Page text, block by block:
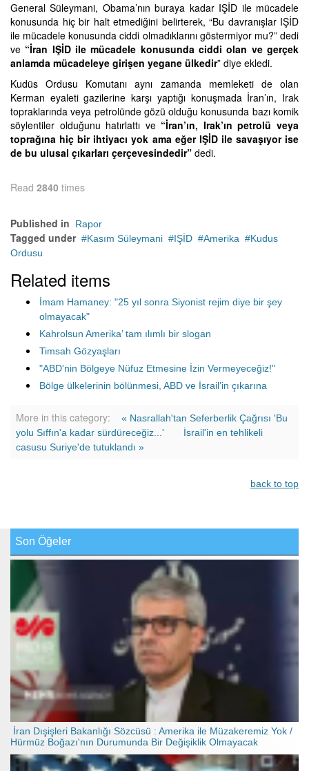
General Süleymani, Obama’nın buraya kadar IŞİD ile mücadele
konusunda hiç bir halt etmediğini belirterek, “Bu davranışlar IŞİD
ile mücadele konusunda ciddi olmadıklarını göstermiyor mu?” dedi
ve “İran IŞİD ile mücadele konusunda ciddi olan ve gerçek
anlamda mücadeleye girişen yegane ülkedir” diye ekledi.
Kudüs Ordusu Komutanı aynı zamanda memleketi de olan
Kerman eyaleti gazilerine karşı yaptığı konuşmada İran’ın, Irak
topraklarında veya petrolünde gözü olduğu konusunda bazı komik
söylentiler olduğunu hatırlattı ve “İran’ın, Irak’ın petrolü veya
toprağına hiç bir ihtiyacı yok ama eğer IŞİD ile savaşıyor ise
de bu ulusal çıkarları çerçevesindedir” dedi.
Read 2840 times
Published in Rapor
Tagged under Kasım Süleymani IŞİD Amerika
Kudus
Ordusu
Related items
İmam Hamaney: "25 yıl sonra Siyonist rejim diye bir şey
olmayacak"
Kahrolsun Amerika’ tam ılımlı bir slogan
Timsah Gözyaşları
"ABD'nin Bölgeye Nüfuz Etmesine İzin Vermeyeceğiz!"
Bölge ülkelerinin bölünmesi, ABD ve İsrail’in çıkarına
More in this category:
« Nasrallah'tan Seferberlik Çağrısı 'Bu
yolu Sıffın'a kadar sürdüreceğiz...'
İsrail'in en tehlikeli
casusu Suriye'de tutuklandı »
back to top
Son Öğeler
İran Dışişleri Bakanlığı Sözcüsü : Amerika ile Müzakeremiz Yok /
Hürmüz Boğazı'nın Durumunda Bir Değişiklik Olmayacak